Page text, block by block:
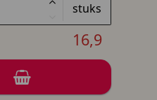
stuks
16,9